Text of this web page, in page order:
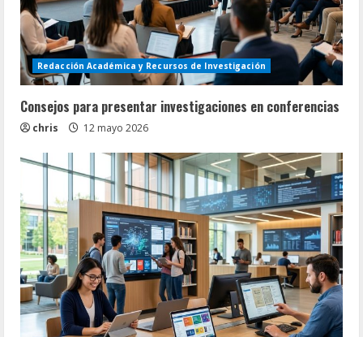
Redacción Académica y Recursos de Investigación
Consejos para presentar investigaciones en conferencias
chris 12 mayo 2026